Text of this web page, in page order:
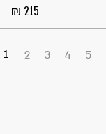
215
1 2 3 4 5